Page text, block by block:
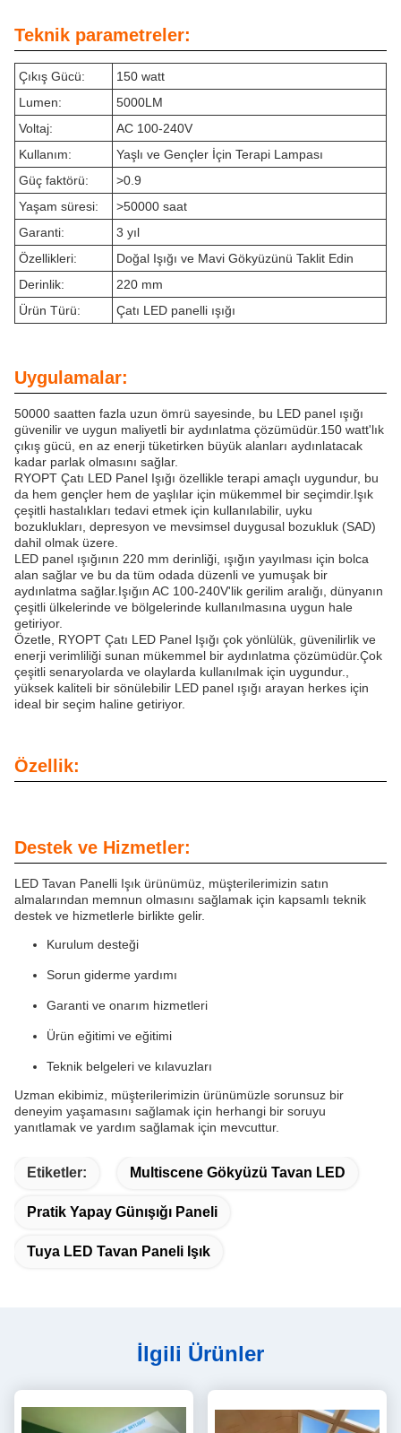
Teknik parametreler:
Çıkış Gücü:
150 watt
Lumen:
5000LM
Voltaj:
AC 100-240V
Kullanım:
Yaşlı ve Gençler İçin Terapi Lampası
Güç faktörü:
>0.9
Yaşam süresi:
>50000 saat
Garanti:
3 yıl
Özellikleri:
Doğal Işığı ve Mavi Gökyüzünü Taklit Edin
Derinlik:
220 mm
Ürün Türü:
Çatı LED panelli ışığı
Uygulamalar:
50000 saatten fazla uzun ömrü sayesinde, bu LED panel ışığı
güvenilir ve uygun maliyetli bir aydınlatma çözümüdür.150 watt'lık
çıkış gücü, en az enerji tüketirken büyük alanları aydınlatacak
kadar parlak olmasını sağlar.
RYOPT Çatı LED Panel Işığı özellikle terapi amaçlı uygundur, bu
da hem gençler hem de yaşlılar için mükemmel bir seçimdir.Işık
çeşitli hastalıkları tedavi etmek için kullanılabilir, uyku
bozuklukları, depresyon ve mevsimsel duygusal bozukluk (SAD)
dahil olmak üzere.
LED panel ışığının 220 mm derinliği, ışığın yayılması için bolca
alan sağlar ve bu da tüm odada düzenli ve yumuşak bir
aydınlatma sağlar.Işığın AC 100-240V'lik gerilim aralığı, dünyanın
çeşitli ülkelerinde ve bölgelerinde kullanılmasına uygun hale
getiriyor.
Özetle, RYOPT Çatı LED Panel Işığı çok yönlülük, güvenilirlik ve
enerji verimliliği sunan mükemmel bir aydınlatma çözümüdür.Çok
çeşitli senaryolarda ve olaylarda kullanılmak için uygundur.,
yüksek kaliteli bir sönülebilir LED panel ışığı arayan herkes için
ideal bir seçim haline getiriyor.
Özellik:
Destek ve Hizmetler:
LED Tavan Panelli Işık ürünümüz, müşterilerimizin satın
almalarından memnun olmasını sağlamak için kapsamlı teknik
destek ve hizmetlerle birlikte gelir.
Kurulum desteği
Sorun giderme yardımı
Garanti ve onarım hizmetleri
Ürün eğitimi ve eğitimi
Teknik belgeleri ve kılavuzları
Uzman ekibimiz, müşterilerimizin ürünümüzle sorunsuz bir
deneyim yaşamasını sağlamak için herhangi bir soruyu
yanıtlamak ve yardım sağlamak için mevcuttur.
Etiketler: Multiscene Gökyüzü Tavan LED
Pratik Yapay Günışığı Paneli
Tuya LED Tavan Paneli Işık
İlgili Ürünler